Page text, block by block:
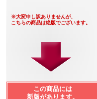
※大変申し訳ありませんが、
こちらの商品は絶版でございます。
この商品には
新版があります。